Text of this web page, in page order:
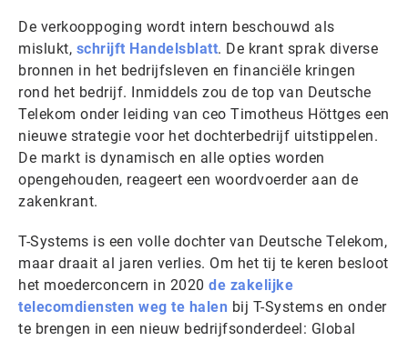
De verkooppoging wordt intern beschouwd als
mislukt, schrijft Handelsblatt. De krant sprak diverse
bronnen in het bedrijfsleven en financiële kringen
rond het bedrijf. Inmiddels zou de top van Deutsche
Telekom onder leiding van ceo Timotheus Höttges een
nieuwe strategie voor het dochterbedrijf uitstippelen.
De markt is dynamisch en alle opties worden
opengehouden, reageert een woordvoerder aan de
zakenkrant.
T-Systems is een volle dochter van Deutsche Telekom,
maar draait al jaren verlies. Om het tij te keren besloot
het moederconcern in 2020 de zakelijke
telecomdiensten weg te halen bij T-Systems en onder
te brengen in een nieuw bedrijfsonderdeel: Global